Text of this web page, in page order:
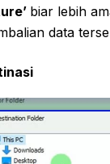
biar lebih
data